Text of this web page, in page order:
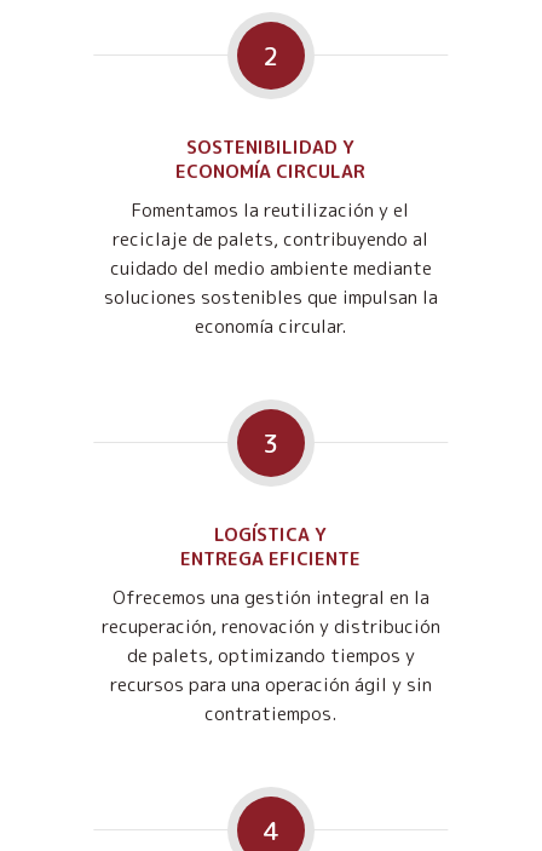
2
SOSTENIBILIDAD Y
ECONOMÍA CIRCULAR
Fomentamos la reutilización y el
reciclaje de palets, contribuyendo al
cuidado del medio ambiente mediante
soluciones sostenibles que impulsan la
economía circular.
3
LOGÍSTICA Y
ENTREGA EFICIENTE
Ofrecemos una gestión integral en la
recuperación, renovación y distribución
de palets, optimizando tiempos y
recursos para una operación ágil y sin
contratiempos.
4